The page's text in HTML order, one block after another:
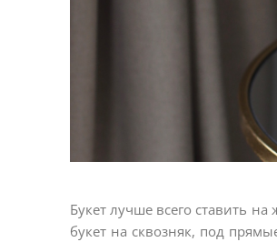
Букет лучше всего ставить
букет на сквозняк, под